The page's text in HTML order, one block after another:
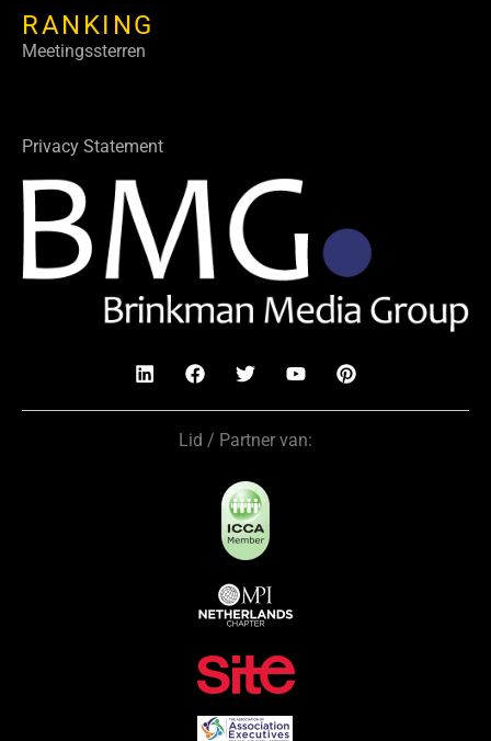
RANKING
Meetingssterren
Privacy Statement
Lid / Partner van: